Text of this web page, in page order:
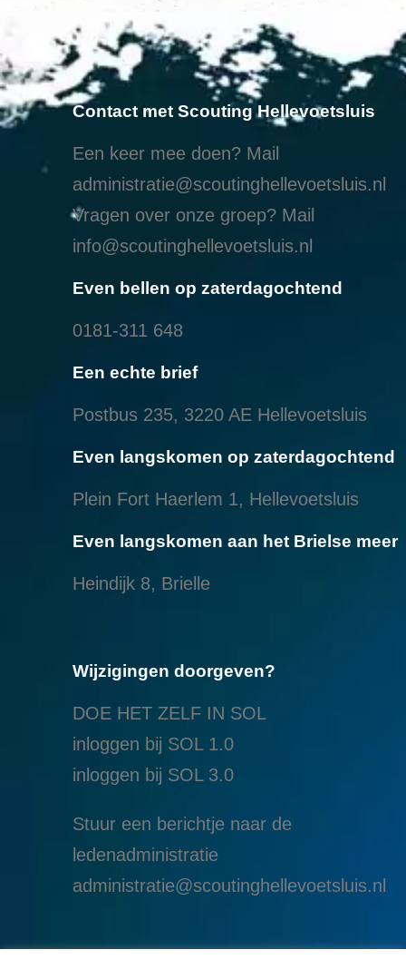
Contact met Scouting Hellevoetsluis
Een keer mee doen? Mail
administratie@scoutinghellevoetsluis.nl
Vragen over onze groep? Mail
info@scoutinghellevoetsluis.nl
Even bellen op zaterdagochtend
0181-311 648
Een echte brief
Postbus 235, 3220 AE Hellevoetsluis
Even langskomen op zaterdagochtend
Plein Fort Haerlem 1, Hellevoetsluis
Even langskomen aan het Brielse meer
Heindijk 8, Brielle
Wijzigingen doorgeven?
DOE HET ZELF IN SOL
inloggen bij SOL 1.0
inloggen bij SOL 3.0
Stuur een berichtje naar de
ledenadministratie
administratie@scoutinghellevoetsluis.nl